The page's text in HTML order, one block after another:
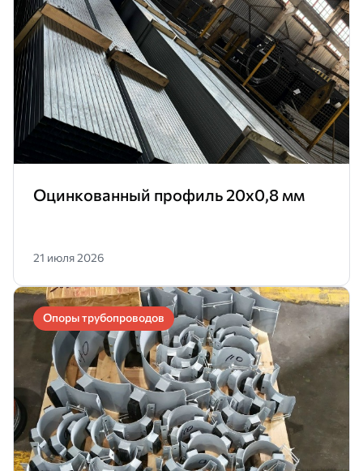
Оцинкованный профиль 20х0,8 мм
21 июля 2026
Опоры трубопроводов